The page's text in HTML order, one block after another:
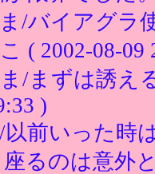
/バイアグラ
( 2002-08-09
/まずは誘え
)
前いった時
るのは意外